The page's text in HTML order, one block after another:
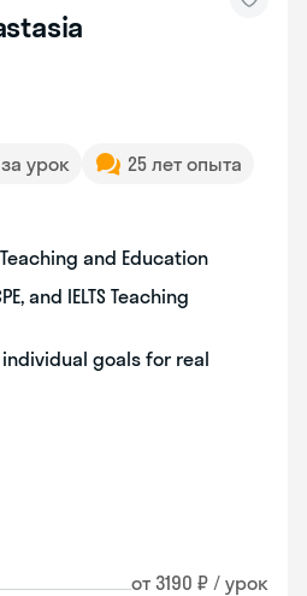
урок
25 лет опыта
and Education
and IELTS Teaching
goals for real
от 3190 ₽ / урок